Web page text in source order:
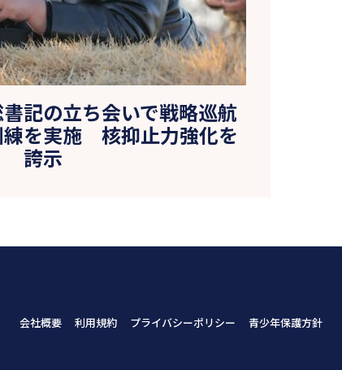
記の立ち会いで戦略巡航
練を実施 核抑止力強化を
誇示
会社概要 利用規約 プライバシーポリシー 青少年保護方針